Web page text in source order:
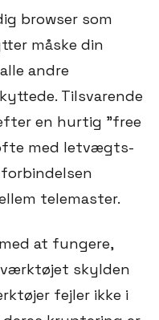
browser som
måske din
andre
Tilsvarende
en hurtig "free
med letvægts-
telemaster.
at fungere,
skylden
fejler ikke i